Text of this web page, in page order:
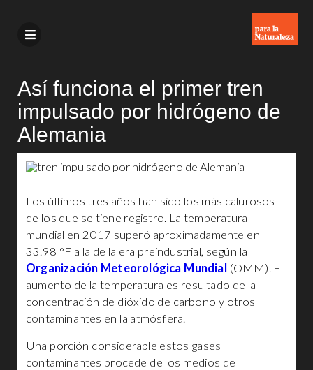
Así funciona el primer tren
impulsado por hidrógeno de
Alemania
Los últimos tres años han sido los más calurosos
de los que se tiene registro. La temperatura
mundial en 2017 superó aproximadamente en
33.98 °F a la de la era preindustrial, según la
Organización Meteorológica Mundial (OMM). El
aumento de la temperatura es resultado de la
concentración de dióxido de carbono y otros
contaminantes en la atmósfera.
Una porción considerable estos gases
contaminantes procede de los medios de